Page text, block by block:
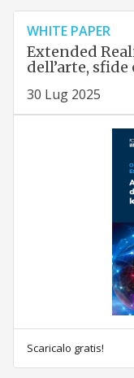
WHITE PAPER
Extended
dell’arte,
30 Lug 2025
Scaricalo gratis!